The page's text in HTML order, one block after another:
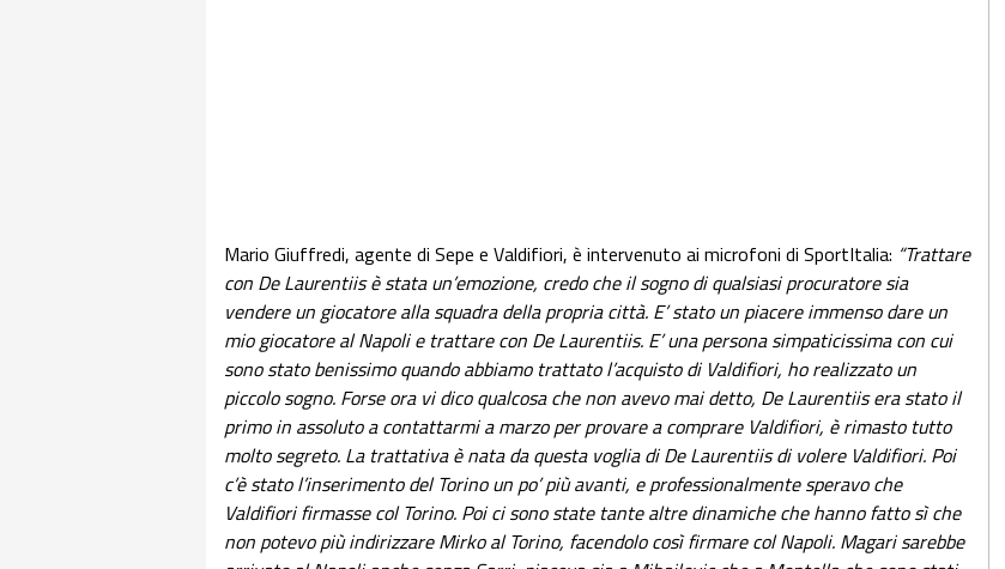
Mario Giuffredi, agente di Sepe e Valdifiori, è intervenuto ai microfoni di SportItalia: “Trattare
con De Laurentiis è stata un’emozione, credo che il sogno di qualsiasi procuratore sia
vendere un giocatore alla squadra della propria città. E’ stato un piacere immenso dare un
mio giocatore al Napoli e trattare con De Laurentiis. E’ una persona simpaticissima con cui
sono stato benissimo quando abbiamo trattato l’acquisto di Valdifiori, ho realizzato un
piccolo sogno. Forse ora vi dico qualcosa che non avevo mai detto, De Laurentiis era stato il
primo in assoluto a contattarmi a marzo per provare a comprare Valdifiori, è rimasto tutto
molto segreto. La trattativa è nata da questa voglia di De Laurentiis di volere Valdifiori. Poi
c’è stato l’inserimento del Torino un po’ più avanti, e professionalmente speravo che
Valdifiori firmasse col Torino. Poi ci sono state tante altre dinamiche che hanno fatto sì che
non potevo più indirizzare Mirko al Torino, facendolo così firmare col Napoli. Magari sarebbe